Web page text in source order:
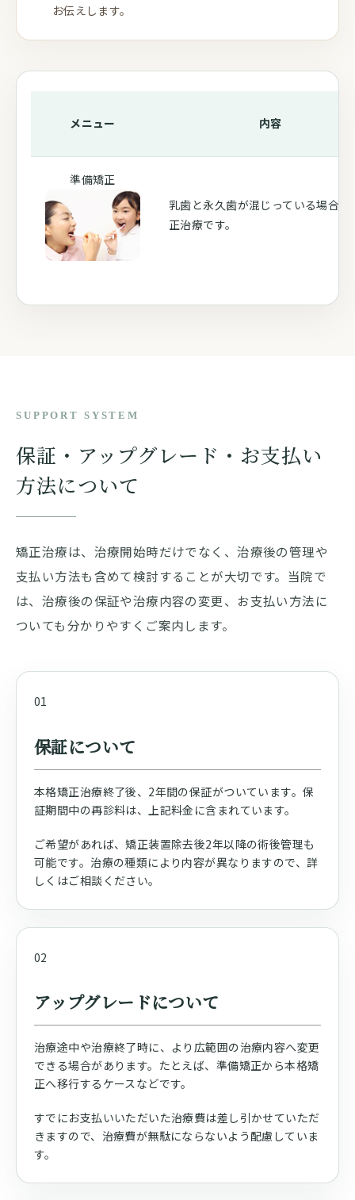
お伝えします。
メニュー 内容
準備矯正
乳歯と永久歯が混じっている場合の
正治療です。
SUPPORT SYSTEM
保証・アップグレード・お支払い
方法について
矯正治療は、治療開始時だけでなく、治療後の管理や
支払い方法も含めて検討することが大切です。当院で
は、治療後の保証や治療内容の変更、お支払い方法に
ついても分かりやすくご案内します。
01
保証について
本格矯正治療終了後、2年間の保証がついています。保
証期間中の再診料は、上記料金に含まれています。
ご希望があれば、矯正装置除去後2年以降の術後管理も
可能です。治療の種類により内容が異なりますので、詳
しくはご相談ください。
02
アップグレードについて
治療途中や治療終了時に、より広範囲の治療内容へ変更
できる場合があります。たとえば、準備矯正から本格矯
正へ移行するケースなどです。
すでにお支払いいただいた治療費は差し引かせていただ
きますので、治療費が無駄にならないよう配慮していま
す。